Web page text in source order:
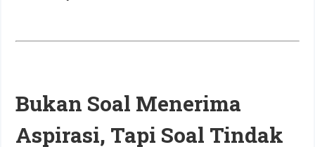
Bukan Soal Menerima
Aspirasi, Tapi Soal Tindak